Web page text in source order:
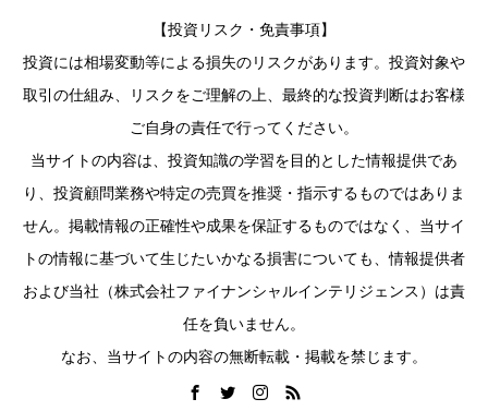
【投資リスク・免責事項】
投資には相場変動等による損失のリスクがあります。投資対象や
取引の仕組み、リスクをご理解の上、最終的な投資判断はお客様
ご自身の責任で行ってください。
当サイトの内容は、投資知識の学習を目的とした情報提供であ
り、投資顧問業務や特定の売買を推奨・指示するものではありま
せん。掲載情報の正確性や成果を保証するものではなく、当サイ
トの情報に基づいて生じたいかなる損害についても、情報提供者
および当社（株式会社ファイナンシャルインテリジェンス）は責
任を負いません。
なお、当サイトの内容の無断転載・掲載を禁じます。